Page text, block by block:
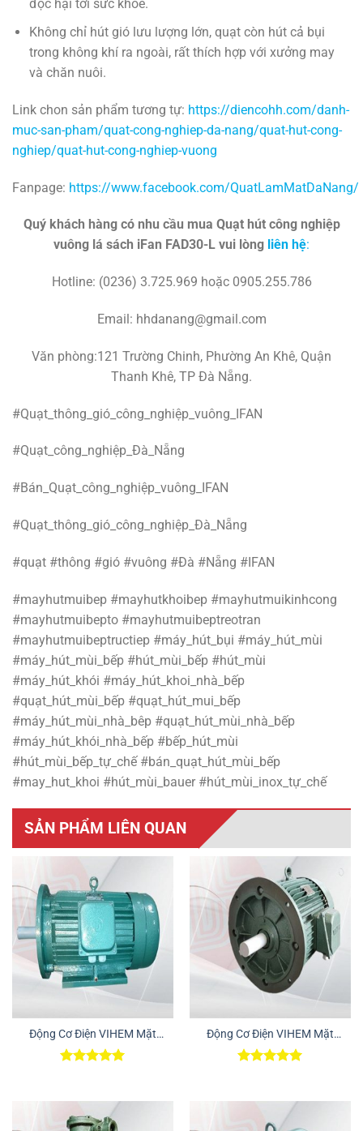
độc hại tới sức khỏe.
Không chỉ hút gió lưu lượng lớn, quạt còn hút cả bụi
trong không khí ra ngoài, rất thích hợp với xưởng may
và chăn nuôi.
Link chon sản phẩm tương tự: https://diencohh.com/danh-
muc-san-pham/quat-cong-nghiep-da-nang/quat-hut-cong-
nghiep/quat-hut-cong-nghiep-vuong
Fanpage: https://www.facebook.com/QuatLamMatDaNang/
Quý khách hàng có nhu cầu mua Quạt hút công nghiệp
vuông lá sách iFan FAD30-L vui lòng liên hệ:
Hotline: (0236) 3.725.969 hoặc 0905.255.786
Email: hhdanang@gmail.com
Văn phòng:121 Trường Chinh, Phường An Khê, Quận
Thanh Khê, TP Đà Nẵng.
#Quạt_thông_gió_công_nghiệp_vuông_IFAN
#Quạt_công_nghiệp_Đà_Nẵng
#Bán_Quạt_công_nghiệp_vuông_IFAN
#Quạt_thông_gió_công_nghiệp_Đà_Nẵng
#quạt #thông #gió #vuông #Đà #Nẵng #IFAN
#mayhutmuibep #mayhutkhoibep #mayhutmuikinhcong
#mayhutmuibepto #mayhutmuibeptreotran
#mayhutmuibeptructiep #máy_hút_bụi #máy_hút_mùi
#máy_hút_mùi_bếp #hút_mùi_bếp #hút_mùi
#máy_hút_khói #máy_hút_khoi_nhà_bếp
#quạt_hút_mùi_bếp #quạt_hút_mui_bếp
#máy_hút_mùi_nhà_bêp #quạt_hút_mùi_nhà_bếp
#máy_hút_khói_nhà_bếp #bếp_hút_mùi
#hút_mùi_bếp_tự_chế #bán_quạt_hút_mùi_bếp
#may_hut_khoi #hút_mùi_bauer #hút_mùi_inox_tự_chế
SẢN PHẨM LIÊN QUAN
Động Cơ Điện VIHEM Mặt
Bích – Chân Đế
5 sao
Động Cơ Điện VIHEM Mặt
Bích
5 sao